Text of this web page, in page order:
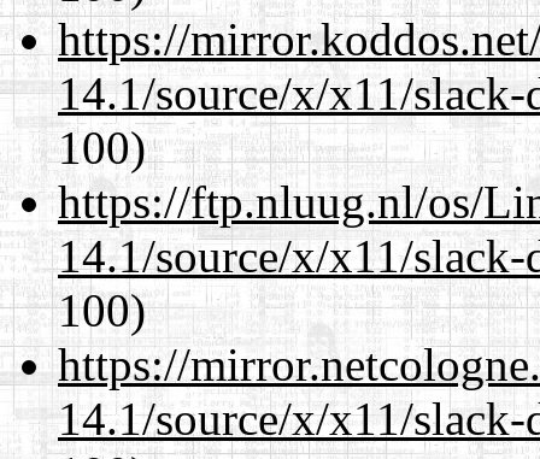
https://
14.1/source/x/x11/
100)
https://ftp.nluug.nl/os/
14.1/source/x/x11/
100)
https://
14.1/source/x/x11/